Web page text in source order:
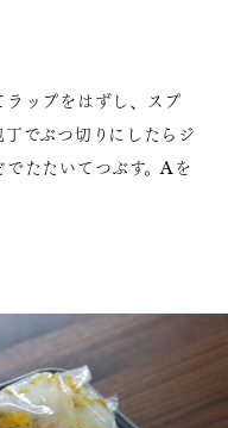
ップをはずし、スプ
でぶつ切りにしたらジ
たたいてつぶす。Aを